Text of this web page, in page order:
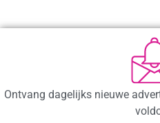
Ontvang dagelijks nieuwe